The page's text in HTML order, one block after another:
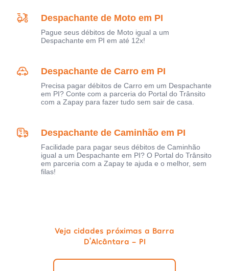
Despachante de Moto em PI
Pague seus débitos de Moto igual a um
Despachante em PI em até 12x!
Despachante de Carro em PI
Precisa pagar débitos de Carro em um Despachante
em PI? Conte com a parceria do Portal do Trânsito
com a Zapay para fazer tudo sem sair de casa.
Despachante de Caminhão em PI
Facilidade para pagar seus débitos de Caminhão
igual a um Despachante em PI? O Portal do Trânsito
em parceria com a Zapay te ajuda e o melhor, sem
filas!
Veja cidades próximas a Barra
D'Alcântara - PI